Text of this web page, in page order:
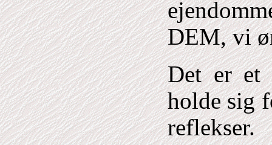
DEM, vi
Det er et
holde sig